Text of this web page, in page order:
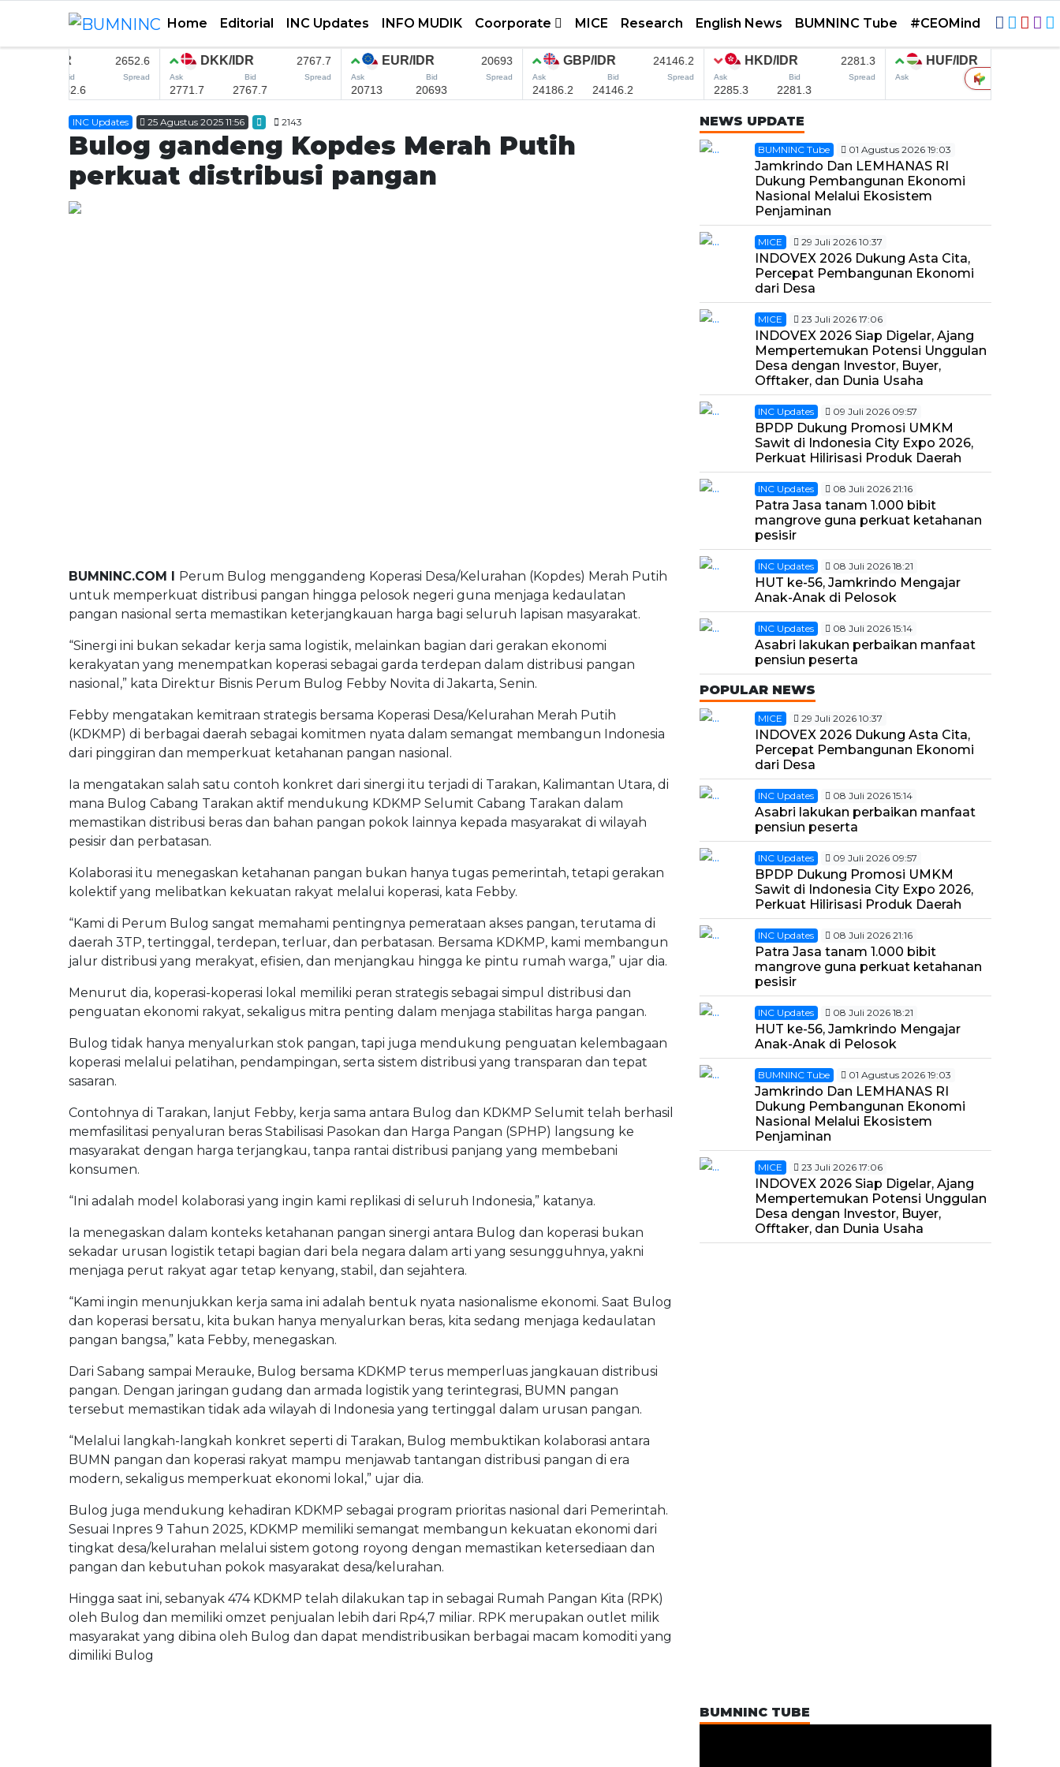
Home Editorial INC Updates INFO MUDIK Coorporate MICE Research English News BUMNINC Tube #CEOMind
INC Updates 25 Agustus 2025 11:56 2143
Bulog gandeng Kopdes Merah Putih
perkuat distribusi pangan
BUMNINC.COM I Perum Bulog menggandeng Koperasi Desa/Kelurahan (Kopdes) Merah Putih
untuk memperkuat distribusi pangan hingga pelosok negeri guna menjaga kedaulatan
pangan nasional serta memastikan keterjangkauan harga bagi seluruh lapisan masyarakat.
“Sinergi ini bukan sekadar kerja sama logistik, melainkan bagian dari gerakan ekonomi
kerakyatan yang menempatkan koperasi sebagai garda terdepan dalam distribusi pangan
nasional,” kata Direktur Bisnis Perum Bulog Febby Novita di Jakarta, Senin.
Febby mengatakan kemitraan strategis bersama Koperasi Desa/Kelurahan Merah Putih
(KDKMP) di berbagai daerah sebagai komitmen nyata dalam semangat membangun Indonesia
dari pinggiran dan memperkuat ketahanan pangan nasional.
Ia mengatakan salah satu contoh konkret dari sinergi itu terjadi di Tarakan, Kalimantan Utara, di
mana Bulog Cabang Tarakan aktif mendukung KDKMP Selumit Cabang Tarakan dalam
memastikan distribusi beras dan bahan pangan pokok lainnya kepada masyarakat di wilayah
pesisir dan perbatasan.
Kolaborasi itu menegaskan ketahanan pangan bukan hanya tugas pemerintah, tetapi gerakan
kolektif yang melibatkan kekuatan rakyat melalui koperasi, kata Febby.
“Kami di Perum Bulog sangat memahami pentingnya pemerataan akses pangan, terutama di
daerah 3TP, tertinggal, terdepan, terluar, dan perbatasan. Bersama KDKMP, kami membangun
jalur distribusi yang merakyat, efisien, dan menjangkau hingga ke pintu rumah warga,” ujar dia.
Menurut dia, koperasi-koperasi lokal memiliki peran strategis sebagai simpul distribusi dan
penguatan ekonomi rakyat, sekaligus mitra penting dalam menjaga stabilitas harga pangan.
Bulog tidak hanya menyalurkan stok pangan, tapi juga mendukung penguatan kelembagaan
koperasi melalui pelatihan, pendampingan, serta sistem distribusi yang transparan dan tepat
sasaran.
Contohnya di Tarakan, lanjut Febby, kerja sama antara Bulog dan KDKMP Selumit telah berhasil
memfasilitasi penyaluran beras Stabilisasi Pasokan dan Harga Pangan (SPHP) langsung ke
masyarakat dengan harga terjangkau, tanpa rantai distribusi panjang yang membebani
konsumen.
“Ini adalah model kolaborasi yang ingin kami replikasi di seluruh Indonesia,” katanya.
Ia menegaskan dalam konteks ketahanan pangan sinergi antara Bulog dan koperasi bukan
sekadar urusan logistik tetapi bagian dari bela negara dalam arti yang sesungguhnya, yakni
menjaga perut rakyat agar tetap kenyang, stabil, dan sejahtera.
“Kami ingin menunjukkan kerja sama ini adalah bentuk nyata nasionalisme ekonomi. Saat Bulog
dan koperasi bersatu, kita bukan hanya menyalurkan beras, kita sedang menjaga kedaulatan
pangan bangsa,” kata Febby, menegaskan.
Dari Sabang sampai Merauke, Bulog bersama KDKMP terus memperluas jangkauan distribusi
pangan. Dengan jaringan gudang dan armada logistik yang terintegrasi, BUMN pangan
tersebut memastikan tidak ada wilayah di Indonesia yang tertinggal dalam urusan pangan.
“Melalui langkah-langkah konkret seperti di Tarakan, Bulog membuktikan kolaborasi antara
BUMN pangan dan koperasi rakyat mampu menjawab tantangan distribusi pangan di era
modern, sekaligus memperkuat ekonomi lokal,” ujar dia.
Bulog juga mendukung kehadiran KDKMP sebagai program prioritas nasional dari Pemerintah.
Sesuai Inpres 9 Tahun 2025, KDKMP memiliki semangat membangun kekuatan ekonomi dari
tingkat desa/kelurahan melalui sistem gotong royong dengan memastikan ketersediaan dan
pangan dan kebutuhan pokok masyarakat desa/kelurahan.
Hingga saat ini, sebanyak 474 KDKMP telah dilakukan tap in sebagai Rumah Pangan Kita (RPK)
oleh Bulog dan memiliki omzet penjualan lebih dari Rp4,7 miliar. RPK merupakan outlet milik
masyarakat yang dibina oleh Bulog dan dapat mendistribusikan berbagai macam komoditi yang
dimiliki Bulog
NEWS UPDATE
BUMNINC Tube 01 Agustus 2026 19:03
Jamkrindo Dan LEMHANAS RI
Dukung Pembangunan Ekonomi
Nasional Melalui Ekosistem
Penjaminan
MICE 29 Juli 2026 10:37
INDOVEX 2026 Dukung Asta Cita,
Percepat Pembangunan Ekonomi
dari Desa
MICE 23 Juli 2026 17:06
INDOVEX 2026 Siap Digelar, Ajang
Mempertemukan Potensi Unggulan
Desa dengan Investor, Buyer,
Offtaker, dan Dunia Usaha
INC Updates 09 Juli 2026 09:57
BPDP Dukung Promosi UMKM
Sawit di Indonesia City Expo 2026,
Perkuat Hilirisasi Produk Daerah
INC Updates 08 Juli 2026 21:16
Patra Jasa tanam 1.000 bibit
mangrove guna perkuat ketahanan
pesisir
INC Updates 08 Juli 2026 18:21
HUT ke-56, Jamkrindo Mengajar
Anak-Anak di Pelosok
INC Updates 08 Juli 2026 15:14
Asabri lakukan perbaikan manfaat
pensiun peserta
POPULAR NEWS
MICE 29 Juli 2026 10:37
INDOVEX 2026 Dukung Asta Cita,
Percepat Pembangunan Ekonomi
dari Desa
INC Updates 08 Juli 2026 15:14
Asabri lakukan perbaikan manfaat
pensiun peserta
INC Updates 09 Juli 2026 09:57
BPDP Dukung Promosi UMKM
Sawit di Indonesia City Expo 2026,
Perkuat Hilirisasi Produk Daerah
INC Updates 08 Juli 2026 21:16
Patra Jasa tanam 1.000 bibit
mangrove guna perkuat ketahanan
pesisir
INC Updates 08 Juli 2026 18:21
HUT ke-56, Jamkrindo Mengajar
Anak-Anak di Pelosok
BUMNINC Tube 01 Agustus 2026 19:03
Jamkrindo Dan LEMHANAS RI
Dukung Pembangunan Ekonomi
Nasional Melalui Ekosistem
Penjaminan
MICE 23 Juli 2026 17:06
INDOVEX 2026 Siap Digelar, Ajang
Mempertemukan Potensi Unggulan
Desa dengan Investor, Buyer,
Offtaker, dan Dunia Usaha
BUMNINC TUBE
Home
Editorial
INC Updates
INFO MUDIK
Coorporate